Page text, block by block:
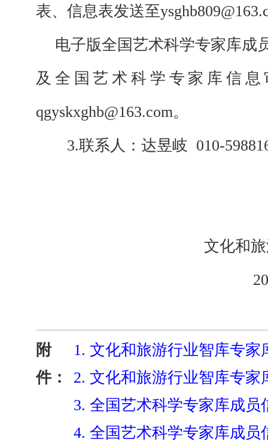
表、信息表发送至
电子版全国艺术科学专家库成
及全国艺术科学专家库信
qgyskxghb@163.com。
3.联系人：达昱岐 010-
文化和
2021
附
件：
1. 文化和旅游行业智库专家
2. 文化和旅游行业智库专家
3. 全国艺术科学专家库成员
4. 全国艺术科学专家库成员